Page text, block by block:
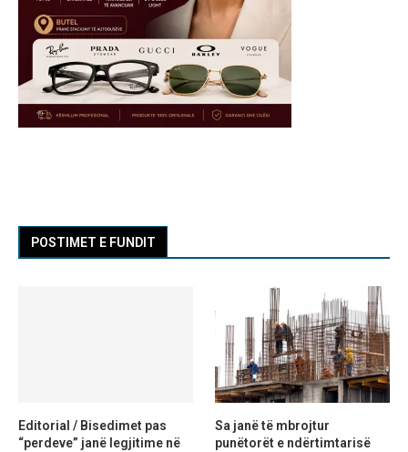
POSTIMET E FUNDIT
Editorial / Bisedimet pas
“perdeve” janë legjitime në
Sa janë të mbrojtur
punëtorët e ndërtimtarisë